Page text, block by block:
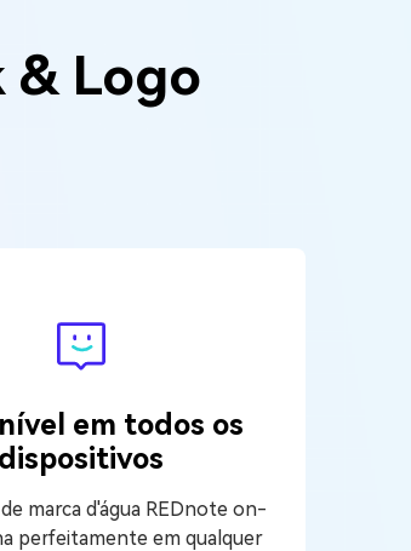
& Logo
em todos os
dispositivos
marca d'água REDnote on-
perfeitamente em qualquer